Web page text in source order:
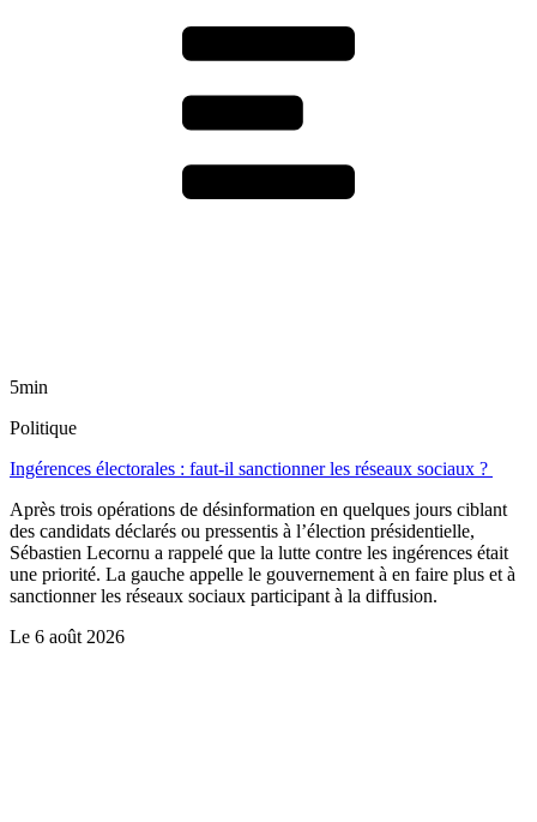
5min
Politique
Ingérences électorales : faut-il sanctionner les réseaux sociaux ?
Après trois opérations de désinformation en quelques jours ciblant
des candidats déclarés ou pressentis à l’élection présidentielle,
Sébastien Lecornu a rappelé que la lutte contre les ingérences était
une priorité. La gauche appelle le gouvernement à en faire plus et à
sanctionner les réseaux sociaux participant à la diffusion.
Le 6 août 2026